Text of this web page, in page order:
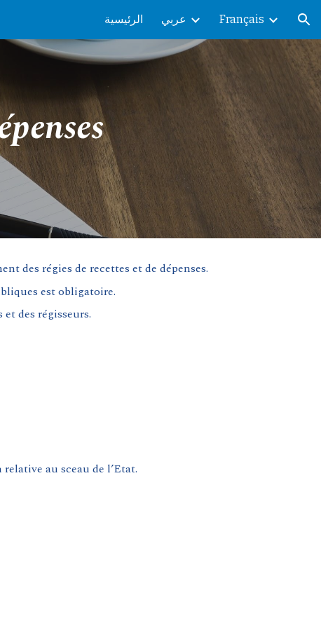
الرئيسية عربي Français
des régies de recettes et de dépenses.
est obligatoire.
des régisseurs.
au sceau de l’Etat.